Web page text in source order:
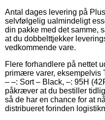
Antal dages levering på
selvfølgelig ualmindeligt
din pakke med det samme,
at du dobbelttjekker
vedkommende vare.
Flere forhandlere på nettet
primære varer, eksempelvis
– –: Sort – Black, –: 95H
påkræver at du bestiller
så de har en chance for at
distribueret forinden